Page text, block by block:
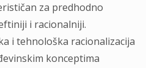
za predhodno
i racionalniji.
i tehnološka racionalizacija
konceptima